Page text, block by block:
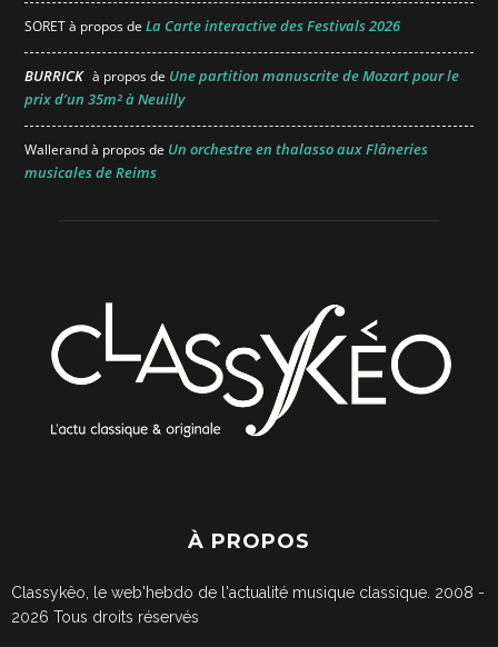
SORETà propos de La Carte interactive des Festivals 2026
BURRICK à propos de Une partition manuscrite de Mozart pour le
prix d’un 35m² à Neuilly
Wallerandà propos de Un orchestre en thalasso aux Flâneries
musicales de Reims
À PROPOS
Classykêo, le web'hebdo de l'actualité musique classique. 2008 -
2026 Tous droits réservés